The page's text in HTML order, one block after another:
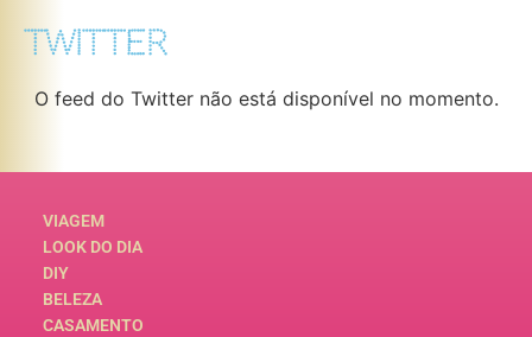
TWITTER
O feed do Twitter não está disponível no momento.
VIAGEM
LOOK DO DIA
DIY
BELEZA
CASAMENTO